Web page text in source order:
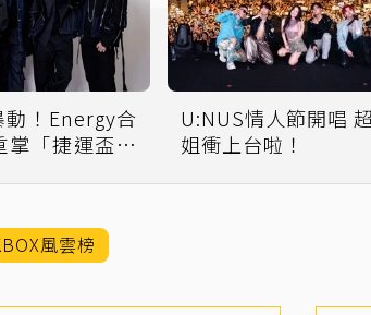
！Energy合
掌「捷運盃」
U:NUS情人節開唱
姐衝上台啦！
風雲榜